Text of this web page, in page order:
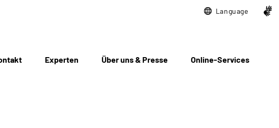
Language
Experten Über uns & Presse Online-Services